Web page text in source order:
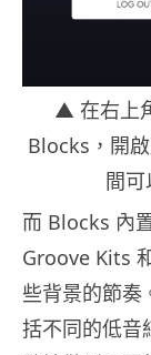
▲ 在右上
Blocks，開
間
而 Blocks 內
Groove Kits
些背景的節奏
括不同的低音